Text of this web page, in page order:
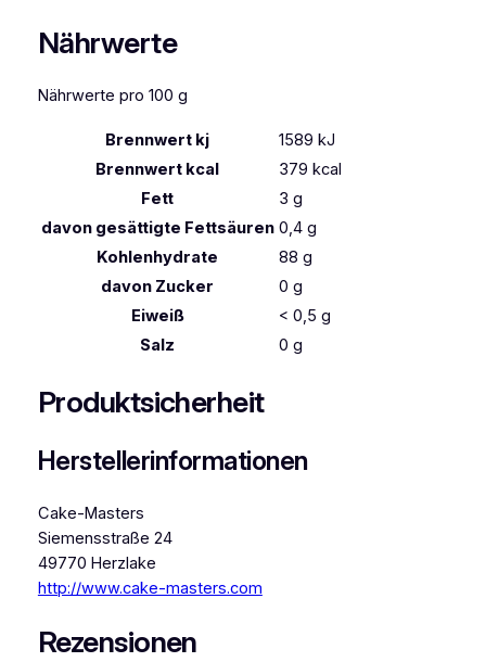
S
t
ü
g
Nährwerte
Nährwerte pro 100 g
Brennwert kj 1589 kJ
Brennwert kcal
379 kcal
Fett
3 g
davon gesättigte Fettsäuren 0,4 g
Kohlenhydrate
88 g
davon Zucker 0 g
Eiweiß
< 0,5 g
Salz
0 g
Produktsicherheit
Herstellerinformationen
Cake-Masters
Siemensstraße 24
49770 Herzlake
http://www.cake-masters.com
Rezensionen